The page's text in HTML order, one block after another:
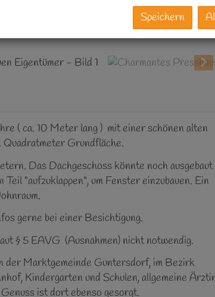
( ca. 10 Meter lang ) mit einer schönen alten
Grundfläche.
Das Dachgeschoss könnte noch ausgebaut
"aufzuklappen", um Fenster einzubauen. Ein
gerne bei einer Besichtigung.
§ 5 EAVG (Ausnahmen) nicht notwendig.
der Marktgemeinde Guntersdorf, im Bezirk
Kindergarten und Schulen, allgemeine
ist dort ebenso gesorgt.
Speichern